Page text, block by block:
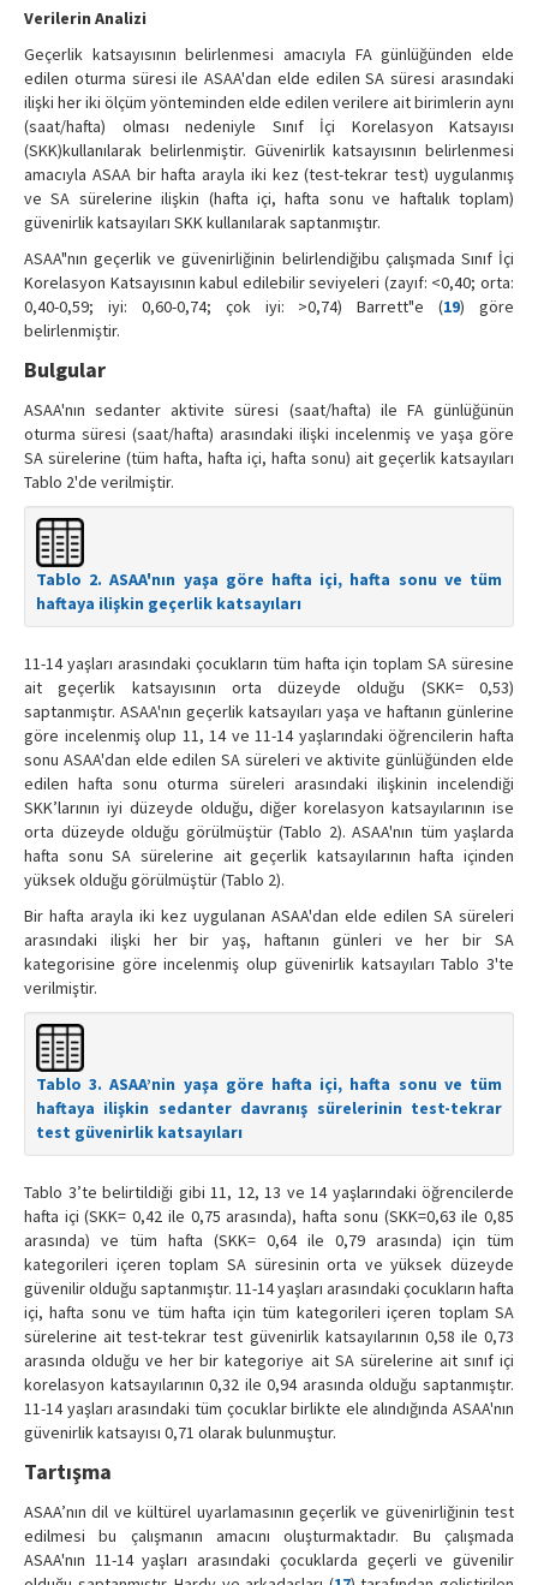
Verilerin Analizi
Geçerlik katsayısının belirlenmesi amacıyla FA günlüğünden elde
edilen oturma süresi ile ASAA'dan elde edilen SA süresi arasındaki
ilişki her iki ölçüm yönteminden elde edilen verilere ait birimlerin aynı
(saat/hafta) olması nedeniyle Sınıf İçi Korelasyon Katsayısı
(SKK)kullanılarak belirlenmiştir. Güvenirlik katsayısının belirlenmesi
amacıyla ASAA bir hafta arayla iki kez (test-tekrar test) uygulanmış
ve SA sürelerine ilişkin (hafta içi, hafta sonu ve haftalık toplam)
güvenirlik katsayıları SKK kullanılarak saptanmıştır.
ASAA"nın geçerlik ve güvenirliğinin belirlendiğibu çalışmada Sınıf İçi
Korelasyon Katsayısının kabul edilebilir seviyeleri (zayıf: <0,40; orta:
0,40-0,59; iyi: 0,60-0,74; çok iyi: >0,74) Barrett"e (19) göre
belirlenmiştir.
Bulgular
ASAA'nın sedanter aktivite süresi (saat/hafta) ile FA günlüğünün
oturma süresi (saat/hafta) arasındaki ilişki incelenmiş ve yaşa göre
SA sürelerine (tüm hafta, hafta içi, hafta sonu) ait geçerlik katsayıları
Tablo 2'de verilmiştir.
Tablo 2. ASAA'nın yaşa göre hafta içi, hafta sonu ve tüm
haftaya ilişkin geçerlik katsayıları
11-14 yaşları arasındaki çocukların tüm hafta için toplam SA süresine
ait geçerlik katsayısının orta düzeyde olduğu (SKK= 0,53)
saptanmıştır. ASAA'nın geçerlik katsayıları yaşa ve haftanın günlerine
göre incelenmiş olup 11, 14 ve 11-14 yaşlarındaki öğrencilerin hafta
sonu ASAA'dan elde edilen SA süreleri ve aktivite günlüğünden elde
edilen hafta sonu oturma süreleri arasındaki ilişkinin incelendiği
SKK’larının iyi düzeyde olduğu, diğer korelasyon katsayılarının ise
orta düzeyde olduğu görülmüştür (Tablo 2). ASAA'nın tüm yaşlarda
hafta sonu SA sürelerine ait geçerlik katsayılarının hafta içinden
yüksek olduğu görülmüştür (Tablo 2).
Bir hafta arayla iki kez uygulanan ASAA'dan elde edilen SA süreleri
arasındaki ilişki her bir yaş, haftanın günleri ve her bir SA
kategorisine göre incelenmiş olup güvenirlik katsayıları Tablo 3'te
verilmiştir.
Tablo 3. ASAA’nin yaşa göre hafta içi, hafta sonu ve tüm
haftaya ilişkin sedanter davranış sürelerinin test-tekrar
test güvenirlik katsayıları
Tablo 3’te belirtildiği gibi 11, 12, 13 ve 14 yaşlarındaki öğrencilerde
hafta içi (SKK= 0,42 ile 0,75 arasında), hafta sonu (SKK=0,63 ile 0,85
arasında) ve tüm hafta (SKK= 0,64 ile 0,79 arasında) için tüm
kategorileri içeren toplam SA süresinin orta ve yüksek düzeyde
güvenilir olduğu saptanmıştır. 11-14 yaşları arasındaki çocukların hafta
içi, hafta sonu ve tüm hafta için tüm kategorileri içeren toplam SA
sürelerine ait test-tekrar test güvenirlik katsayılarının 0,58 ile 0,73
arasında olduğu ve her bir kategoriye ait SA sürelerine ait sınıf içi
korelasyon katsayılarının 0,32 ile 0,94 arasında olduğu saptanmıştır.
11-14 yaşları arasındaki tüm çocuklar birlikte ele alındığında ASAA'nın
güvenirlik katsayısı 0,71 olarak bulunmuştur.
Tartışma
ASAA’nın dil ve kültürel uyarlamasının geçerlik ve güvenirliğinin test
edilmesi bu çalışmanın amacını oluşturmaktadır. Bu çalışmada
ASAA'nın 11-14 yaşları arasındaki çocuklarda geçerli ve güvenilir